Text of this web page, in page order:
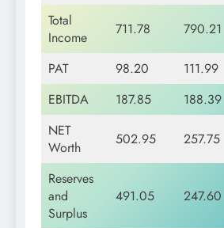
Total
Income
711.78 790.21
PAT 98.20 111.99
EBITDA
187.85 188.39
NET
Worth
502.95 257.75
Reserves
and
Surplus
491.05 247.60